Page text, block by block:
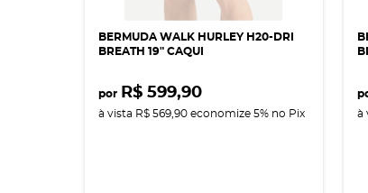
BERMUDA WALK HURLEY H20-DRI
BREATH 19" CAQUI
por R$ 599,90
à vista R$ 569,90economize 5% no Pix à